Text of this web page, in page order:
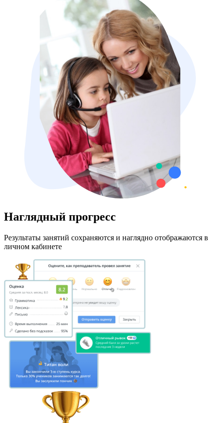
Наглядный прогресс
Результаты занятий сохраняются и наглядно отображаются в
личном кабинете